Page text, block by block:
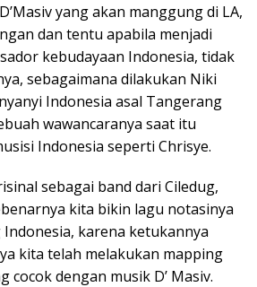
yang akan manggung di LA,
dan tentu apabila menjadi
kebudayaan Indonesia, tidak
sebagaimana dilakukan Niki
Indonesia asal Tangerang
wawancaranya saat itu
Indonesia seperti Chrisye.
sebagai band dari Ciledug,
kita bikin lagu notasinya
karena ketukannya
kita telah melakukan mapping
cocok dengan musik D’ Masiv.